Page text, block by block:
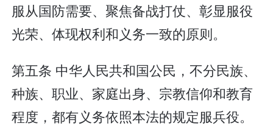
服从国防需要、聚焦备战打仗、彰显服役
光荣、体现权利和义务一致的原则。
第五条 中华人民共和国公民，不分民族、
种族、职业、家庭出身、宗教信仰和教育
程度，都有义务依照本法的规定服兵役。